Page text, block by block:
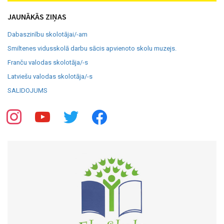
JAUNĀKĀS ZIŅAS
Dabaszinību skolotājai/-am
Smiltenes vidusskolā darbu sācis apvienoto skolu muzejs.
Franču valodas skolotāja/-s
Latviešu valodas skolotāja/-s
SALIDOJUMS